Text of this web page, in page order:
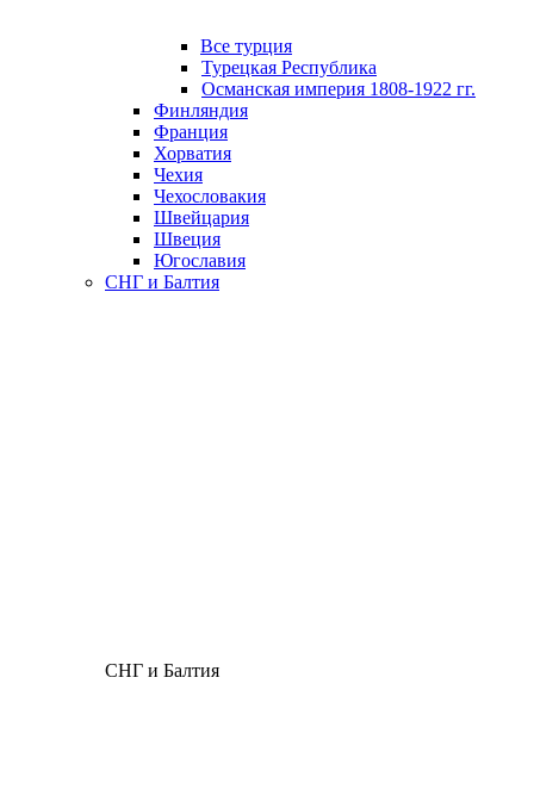
Все турция
Турецкая Республика
Османская империя 1808-1922 гг.
Финляндия
Франция
Хорватия
Чехия
Чехословакия
Швейцария
Швеция
Югославия
СНГ и Балтия
СНГ и Балтия